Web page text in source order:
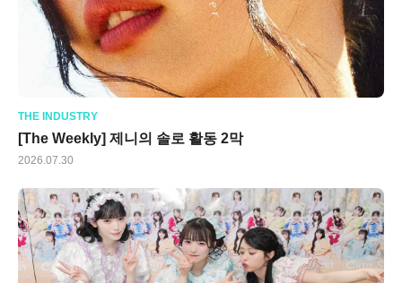
THE INDUSTRY
[The Weekly] 제니의 솔로 활동 2막
2026.07.30